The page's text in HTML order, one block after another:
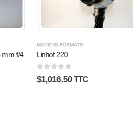
mm f/4
MOYENS FORMATS
Linhof 220
0 sur 5
$1,016.50 TTC